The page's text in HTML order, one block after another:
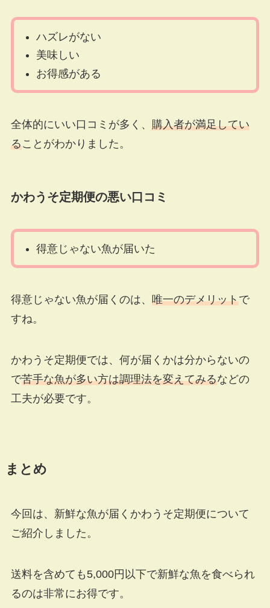
ハズレがない
美味しい
お得感がある
全体的にいい口コミが多く、 購入者が満足してい
ることがわかりました。
かわうそ定期便の悪い口コミ
得意じゃない魚が届いた
得意じゃない魚が届くのは、 唯一のデメリットで
すね。
かわうそ定期便では、何が届くかは分からないの
で苦手な魚が多い方は調理法を変えてみるなどの
工夫が必要です。
まとめ
今回は、新鮮な魚が届くかわうそ定期便について
ご紹介しました。
送料を含めても5,000円以下で新鮮な魚を食べられ
るのは非常にお得です。